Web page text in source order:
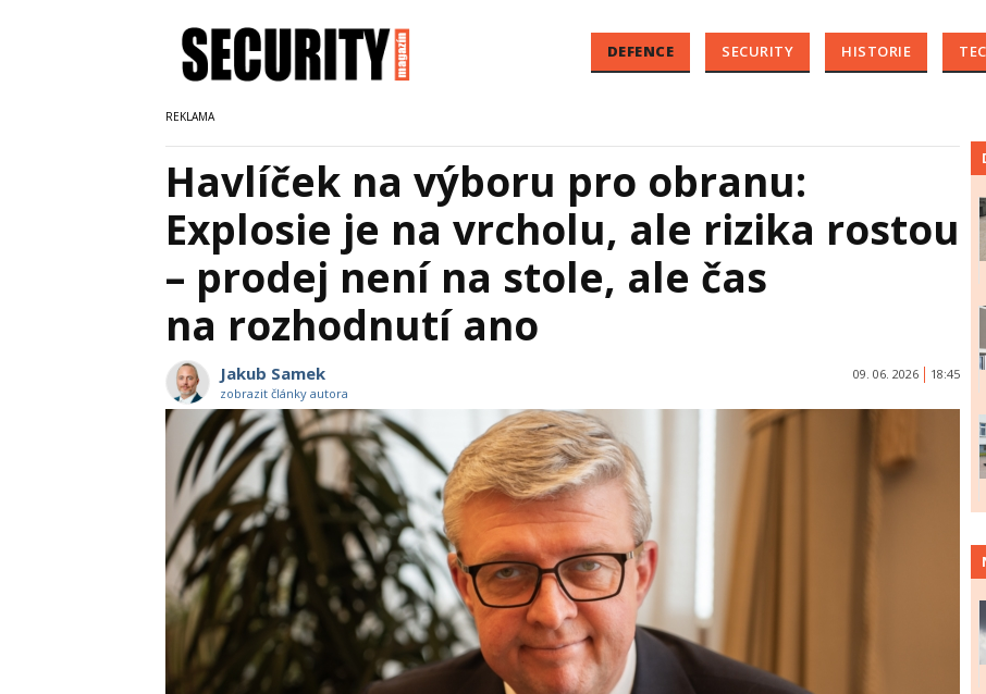
DEFENCE SECURITY HISTORIE
Havlíček na výboru pro obranu:
Explosie je na vrcholu, ale rizika rostou
– prodej není na stole, ale čas
na rozhodnutí ano
Jakub Samek
zobrazit články autora
09. 06. 2026 18:45